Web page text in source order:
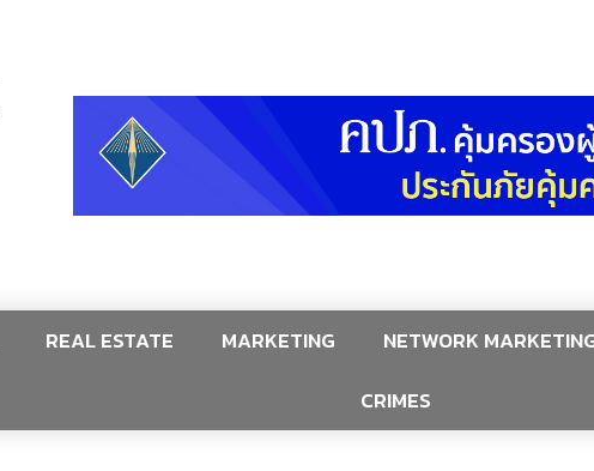
REAL ESTATE MARKETING NETWORK
CRIMES